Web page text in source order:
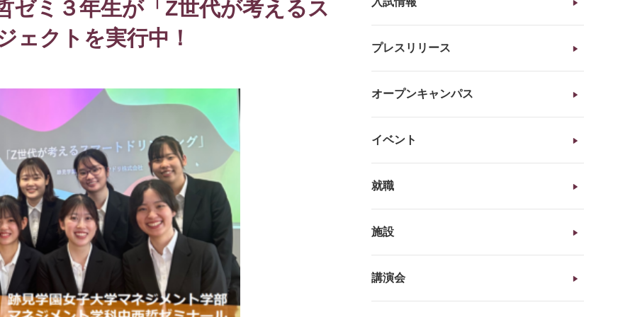
ゼミ３年生が「Z世代が考えるス
ェクトを実行中！
プレスリリース
オープンキャンパス
イベント
就職
施設
講演会